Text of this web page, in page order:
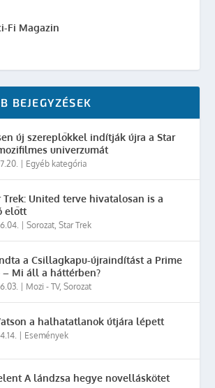
Fi Magazin
BEJEGYZÉSEK
új szereplőkkel indítják újra a Star
univerzumát
Egyéb kategória
Trek: United terve hivatalosan is a
előtt
|Sorozat,Star Trek
a Csillagkapu-újraindítást a Prime
– Mi áll a háttérben?
Mozi - TV,Sorozat
a halhatatlanok útjára lépett
Események
A lándzsa hegye novelláskötet